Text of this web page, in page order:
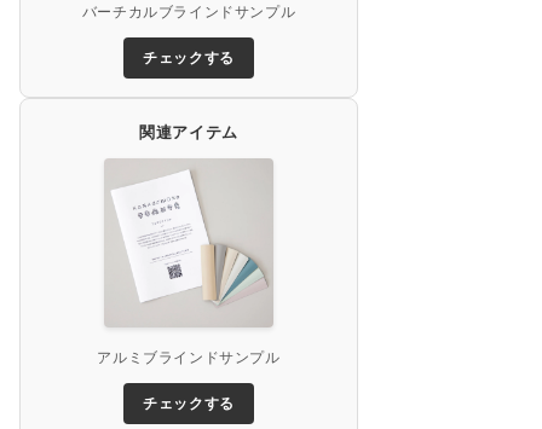
バーチカルブラインドサンプル
チェックする
関連アイテム
アルミブラインドサンプル
チェックする